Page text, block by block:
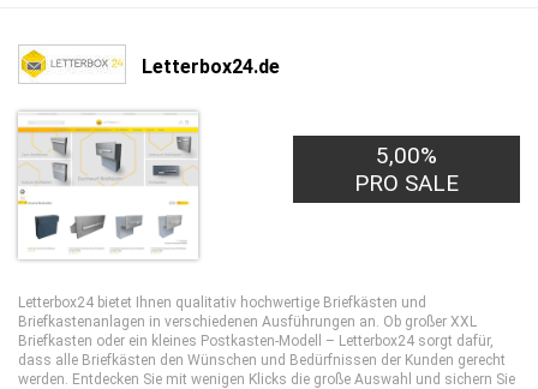
Letterbox24.de
5,00%
PRO SALE
Letterbox24 bietet Ihnen qualitativ hochwertige Briefkästen und
Briefkastenanlagen in verschiedenen Ausführungen an. Ob großer XXL
Briefkasten oder ein kleines Postkasten-Modell – Letterbox24 sorgt dafür,
dass alle Briefkästen den Wünschen und Bedürfnissen der Kunden gerecht
werden. Entdecken Sie mit wenigen Klicks die große Auswahl und sichern Sie